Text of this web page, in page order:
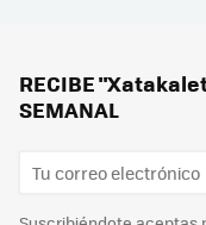
RECIBE
SEMANAL